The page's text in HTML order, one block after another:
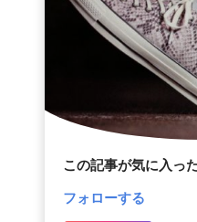
この記事が気に入っ
フォローする